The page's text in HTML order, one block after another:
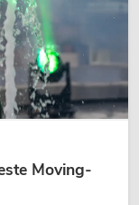
Moving-